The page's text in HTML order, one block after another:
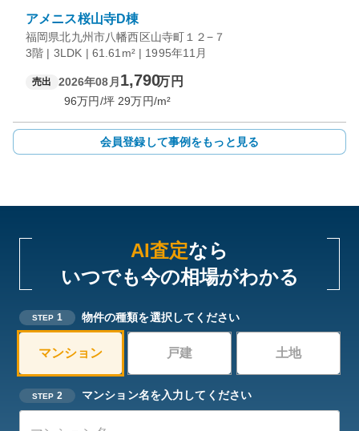
アメニス桜山寺D棟
福岡県北九州市八幡西区山寺町１２−７
3階 | 3LDK | 61.61m² | 1995年11月
売出 2026年08月 1,790万円
96万円/坪 29万円/m²
会員登録して事例をもっと見る
AI査定なら
いつでも今の相場がわかる
STEP 1 物件の種類を選択してください
マンション 戸建 土地
STEP 2 マンション名を入力してください